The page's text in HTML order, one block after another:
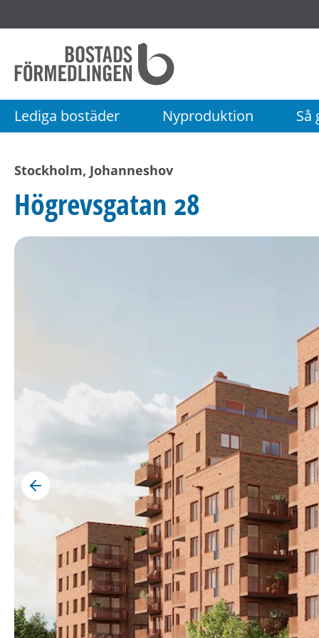
Startsida
Bostadsförmedlingen
Stockholm
AB
Lediga bostäder Nyproduktion Så
Stockholm, Johanneshov
Högrevsgatan 28